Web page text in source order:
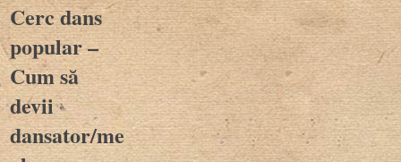
Cerc dans
popular –
Cum să
devii
dansator/membru